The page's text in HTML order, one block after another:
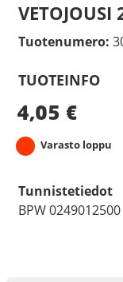
Tuotenumero:
TUOTEINFO
4,05 €
Varasto loppu
Tunnistetiedot
BPW 0249012500